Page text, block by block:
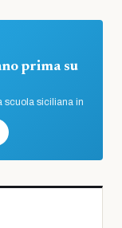
prima su
scuola siciliana in